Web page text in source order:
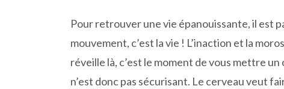
Pour retrouver une vie épanouissante, il est
mouvement, c’est la vie ! L’inaction et la
réveille là, c’est le moment de vous mettre
n’est donc pas sécurisant. Le cerveau veut